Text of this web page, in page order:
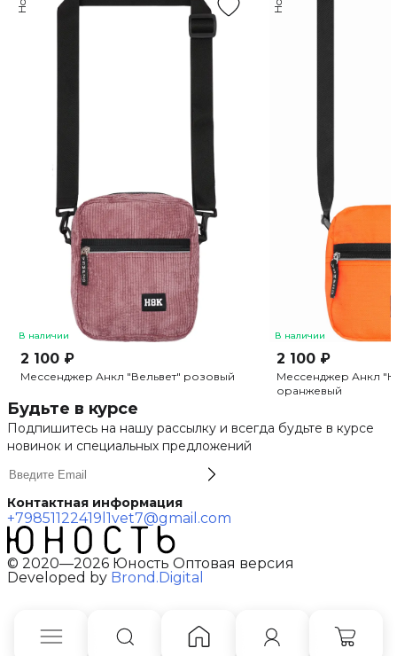
В наличии
2 100 ₽
Мессенджер Анкл "Вельвет" розовый
В наличии
2 100 ₽
Мессенджер Анкл
оранжевый
Будьте в курсе
Подпишитесь на нашу рассылку и всегда будьте в курсе
новинок и специальных предложений
Контактная информация
+79851122419 l1vet7@gmail.com
© 2020—2026 Юность Оптовая версия
Developed by Brond.Digital